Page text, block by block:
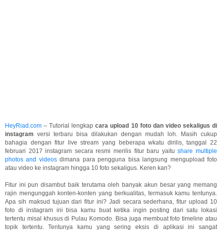
HeyRiad.com – Tutorial lengkapcara upload 10 foto dan video sekaligus di
instagram versi terbaru bisa dilakukan dengan mudah loh. Masih cukup
bahagia dengan fitur live stream yang beberapa wkatu dirilis, tanggal 22
februari 2017 instagram secara resmi merilis fitur baru yaitushare multiple
photos and videosdimana para pengguna bisa langsung mengupload foto
atau video ke instagram hingga 10 foto sekaligus. Keren kan?
Fitur ini pun disambut baik terutama oleh banyak akun besar yang memang
rajin mengunggah konten-konten yang berkualitas, termasuk kamu tentunya.
Apa sih maksud tujuan dari fitur ini? Jadi secara sederhana, fitur upload 10
foto di instagram ini bisa kamu buat ketika ingin posting dari satu lokasi
tertentu misal khusus di Pulau Komodo. Bisa juga membuat foto timeline atau
topik tertentu. Tentunya kamu yang sering eksis di aplikasi ini sangat